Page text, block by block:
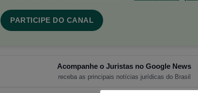
PARTICIPE DO CANAL
Acompanhe o Juristas no Google News
receba as principais notícias jurídicas do Brasil